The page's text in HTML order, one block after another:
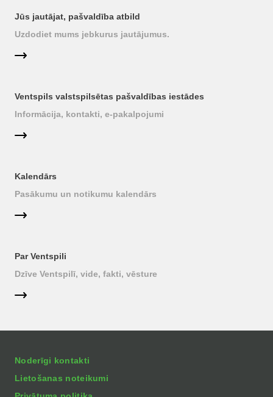
Jūs jautājat, pašvaldība atbild
Uzdodiet mums jebkurus jautājumus.
Ventspils valstspilsētas pašvaldības iestādes
Informācija, kontakti, e-pakalpojumi
Kalendārs
Pasākumu un notikumu kalendārs
Par Ventspili
Dzīve Ventspilī, vide, fakti, vēsture
Noderīgi kontakti
Lietošanas noteikumi